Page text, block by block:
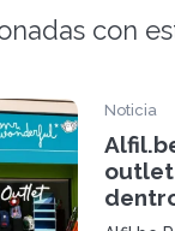
con
Noticia
outlet